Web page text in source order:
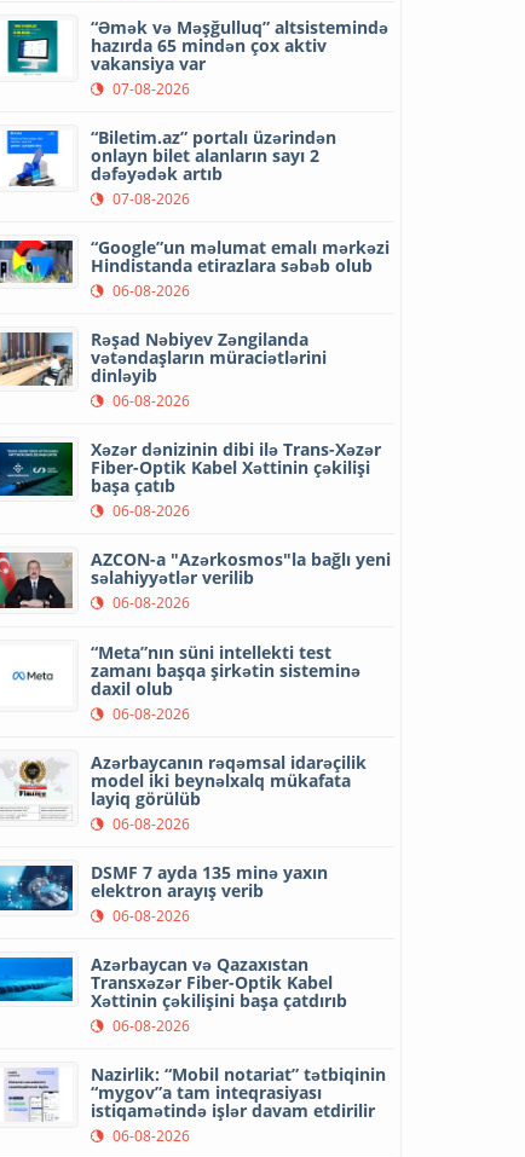
“Əmək və Məşğulluq” altsistemində
hazırda 65 mindən çox aktiv
vakansiya var
07-08-2026
“Biletim.az” portalı üzərindən
onlayn bilet alanların sayı 2
dəfəyədək artıb
07-08-2026
“Google”un məlumat emalı mərkəzi
Hindistanda etirazlara səbəb olub
06-08-2026
Rəşad Nəbiyev Zəngilanda
vətəndaşların müraciətlərini
dinləyib
06-08-2026
Xəzər dənizinin dibi ilə Trans-Xəzər
Fiber-Optik Kabel Xəttinin çəkilişi
başa çatıb
06-08-2026
AZCON-a "Azərkosmos"la bağlı yeni
səlahiyyətlər verilib
06-08-2026
“Meta”nın süni intellekti test
zamanı başqa şirkətin sisteminə
daxil olub
06-08-2026
Azərbaycanın rəqəmsal idarəçilik
model iki beynəlxalq mükafata
layiq görülüb
06-08-2026
DSMF 7 ayda 135 minə yaxın
elektron arayış verib
06-08-2026
Azərbaycan və Qazaxıstan
Transxəzər Fiber-Optik Kabel
Xəttinin çəkilişini başa çatdırıb
06-08-2026
Nazirlik: “Mobil notariat” tətbiqinin
“mygov”a tam inteqrasiyası
istiqamətində işlər davam etdirilir
06-08-2026